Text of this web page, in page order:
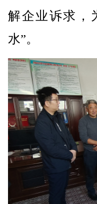
解企业诉求，
水”。